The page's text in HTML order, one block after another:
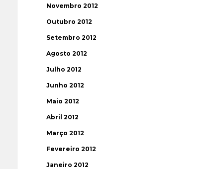
Novembro 2012
Outubro 2012
Setembro 2012
Agosto 2012
Julho 2012
Junho 2012
Maio 2012
Abril 2012
Março 2012
Fevereiro 2012
Janeiro 2012